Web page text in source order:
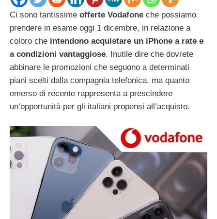
Ci sono tantissime offerte Vodafone che possiamo
prendere in esame oggi 1 dicembre, in relazione a
coloro che intendono acquistare un iPhone a rate e
a condizioni vantaggiose. Inutile dire che dovrete
abbinare le promozioni che seguono a determinati
piani scelti dalla compagnia telefonica, ma quanto
emerso di recente rappresenta a prescindere
un’opportunità per gli italiani propensi all’acquisto.